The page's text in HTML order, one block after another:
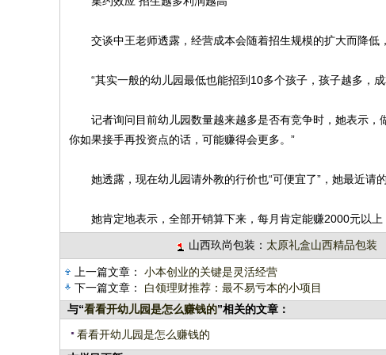
交谈中王老师透露，经营成本会随着招生规模的扩大而降低
“其实一般的幼儿园最低也能招到10多个孩子，孩子越多，
记者询问目前幼儿园数量越来越多是否有竞争时，她表示，
你如果接手再投资点的话，可能赚得会更多。”
她透露，现在幼儿园请外教的行价也“可便宜了”，她最近请
她肯定地表示，全部开销算下来，每月肯定能赚2000元以上
山西玖尚包装： 太原礼盒山西精品包装
上一篇文章： 小本创业的关键是灵活经营
下一篇文章： 白领理财推荐：最不易亏本的小项目
与“看看开幼儿园是怎么赚钱的”相关的文章：
看看开幼儿园是怎么赚钱的